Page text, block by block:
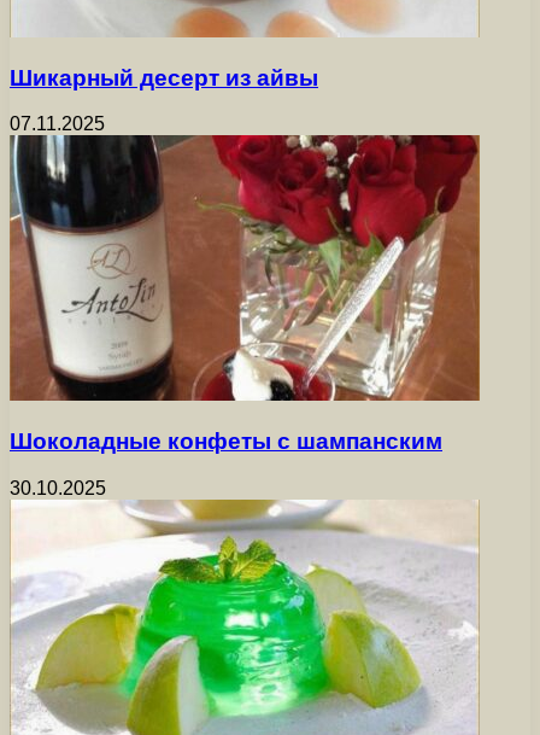
Шикарный десерт из айвы
07.11.2025
Шоколадные конфеты с шампанским
30.10.2025